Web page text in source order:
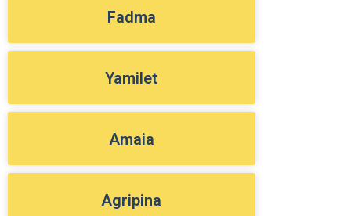
Fadma
Yamilet
Amaia
Agripina